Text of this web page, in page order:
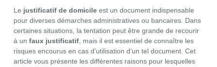
Le justificatif de domicile est un document indispensable
pour diverses démarches administratives ou bancaires. Dans
certaines situations, la tentation peut être grande de recourir
à un faux justificatif, mais il est essentiel de connaître les
risques encourus en cas d’utilisation d’un tel document. Cet
article vous présente les différentes raisons pour lesquelles